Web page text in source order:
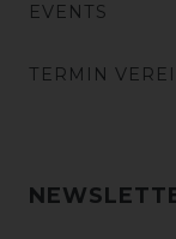
EVENTS
TERMIN